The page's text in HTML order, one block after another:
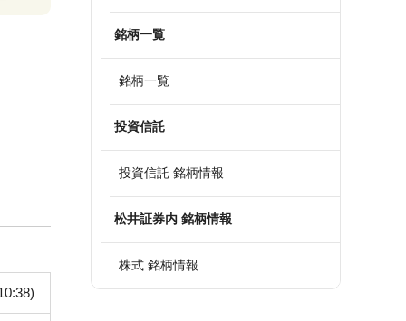
銘柄一覧
銘柄一覧
投資信託
投資信託 銘柄情報
松井証券内 銘柄情報
株式 銘柄情報